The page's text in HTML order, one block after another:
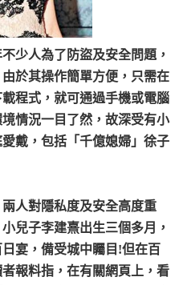
少人為了防盜及安全問題，
於其操作簡單方便，只需在
程式，就可通過手機或電腦
情況一目了然，故深受有小
戴，包括「千億媳婦」徐子
人對隱私度及安全高度重
兒子李建熹出生三個多月，
宴，備受城中矚目!但在百
報料指，在有關網頁上，看